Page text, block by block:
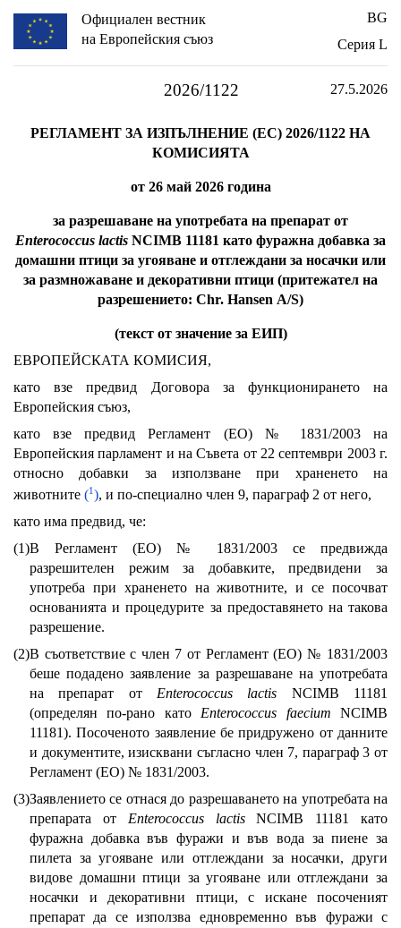
Официален вестник
на Европейския съюз
BG
Серия L
2026/1122 27.5.2026
РЕГЛАМЕНТ ЗА ИЗПЪЛНЕНИЕ (ЕС) 2026/1122 НА
КОМИСИЯТА
от 26 май 2026 година
за разрешаване на употребата на препарат от
Enterococcus lactis NCIMB 11181 като фуражна добавка за
домашни птици за угояване и отглеждани за носачки или
за размножаване и декоративни птици (притежател на
разрешението: Chr. Hansen A/S)
(текст от значение за ЕИП)
ЕВРОПЕЙСКАТА КОМИСИЯ,
като взе предвид Договора за функционирането на
Европейския съюз,
като взе предвид Регламент (ЕО) № 1831/2003 на
Европейския парламент и на Съвета от 22 септември 2003 г.
относно добавки за използване при храненето на
животните (1), и по-специално член 9, параграф 2 от него,
като има предвид, че:
(1)В Регламент (ЕО) № 1831/2003 се предвижда
разрешителен режим за добавките, предвидени за
употреба при храненето на животните, и се посочват
основанията и процедурите за предоставянето на такова
разрешение.
(2)В съответствие с член 7 от Регламент (ЕО) № 1831/2003
беше подадено заявление за разрешаване на употребата
на препарат от Enterococcus lactis NCIMB 11181
(определян по-рано като Enterococcus faecium NCIMB
11181). Посоченото заявление бе придружено от данните
и документите, изисквани съгласно член 7, параграф 3 от
Регламент (ЕО) № 1831/2003.
(3)Заявлението се отнася до разрешаването на употребата на
препарата от Enterococcus lactisNCIMB 11181 като
фуражна добавка във фуражи и във вода за пиене за
пилета за угояване или отглеждани за носачки, други
видове домашни птици за угояване или отглеждани за
носачки и декоративни птици, с искане посоченият
препарат да се използва едновременно във фуражи с